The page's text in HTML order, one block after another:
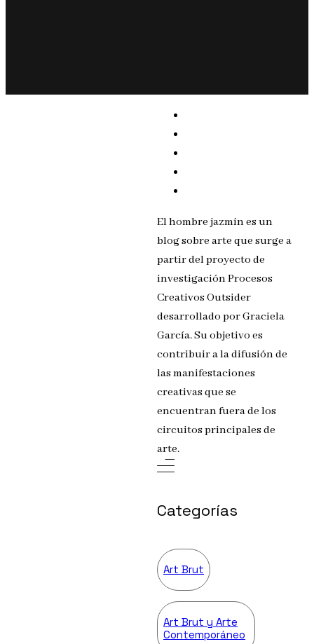
El hombre jazmín es un
blog sobre arte que surge a
partir del proyecto de
investigación Procesos
Creativos Outsider
desarrollado por Graciela
García. Su objetivo es
contribuir a la difusión de
las manifestaciones
creativas que se
encuentran fuera de los
circuitos principales de
arte.
Categorías
Art Brut
Art Brut y Arte
Contemporáneo